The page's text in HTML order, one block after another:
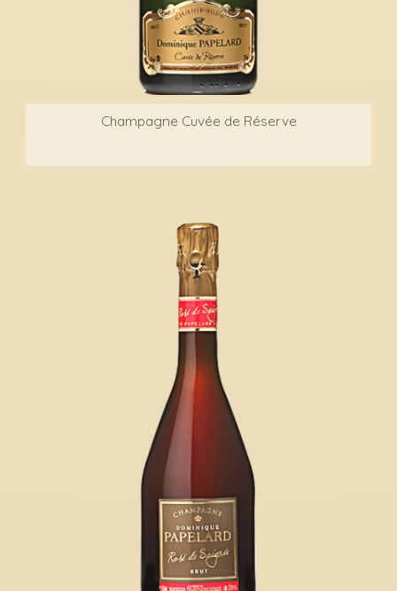
Champagne Cuvée de Réserve